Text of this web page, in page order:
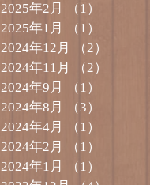
2025年2月
（1）
2025年1月
（1）
2024年12月
（2）
2024年11月
（2）
2024年9月
（1）
2024年8月
（3）
2024年4月
（1）
2024年2月
（1）
2024年1月
（1）